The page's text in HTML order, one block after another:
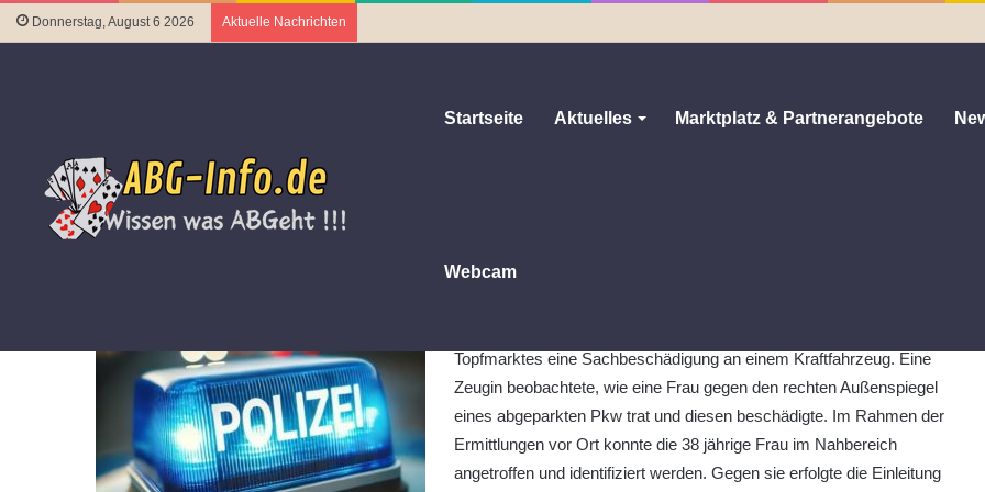
Donnerstag, August 6 2026 Aktuelle Nachrichten
Startseite Aktuelles Marktplatz & Partnerangebote
Webcam
Polizeiberichte Sachbeschädigung an einem PKW
Sachbeschädigung an einem PKW
Topfmarktes eine Sachbeschädigung an einem Kraftfahrzeug. Eine
Zeugin beobachtete, wie eine Frau gegen den rechten Außenspiegel
eines abgeparkten Pkw trat und diesen beschädigte. Im Rahmen der
Ermittlungen vor Ort konnte die 38 jährige Frau im Nahbereich
angetroffen und identifiziert werden. Gegen sie erfolgte die Einleitung